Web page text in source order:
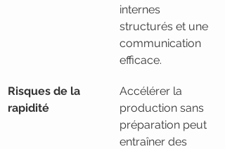
internes
structurés et une
communication
efficace.
Risques de la
rapidité
Accélérer la
production sans
préparation peut
entraîner des